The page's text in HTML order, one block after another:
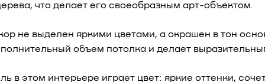
что делает его своеобразным арт-объектом.
не выделен яркими цветами, а окрашен в тон
объем потолка и делает
в этом интерьере играет цвет: яркие оттенки,